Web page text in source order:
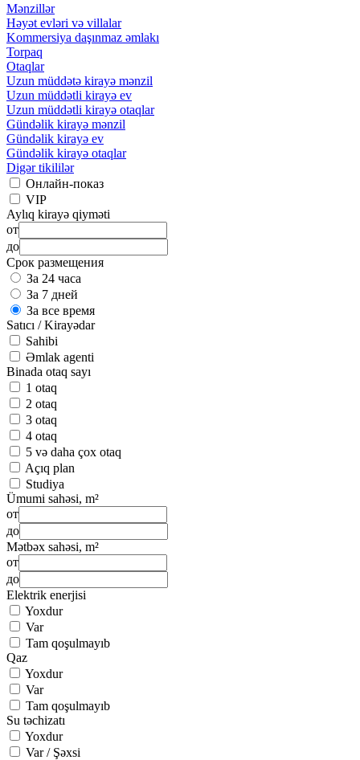
Mənzillər
Həyət evləri və villalar
Kommersiya daşınmaz əmlakı
Torpaq
Otaqlar
Uzun müddətə kirayə mənzil
Uzun müddətli kirayə ev
Uzun müddətli kirayə otaqlar
Gündəlik kirayə mənzil
Gündəlik kirayə ev
Gündəlik kirayə otaqlar
Digər tikililər
Онлайн-показ
VIP
Aylıq kirayə qiyməti
от
до
Срок размещения
За 24 часа
За 7 дней
За все время
Satıcı / Kirayədar
Sahibi
Əmlak agenti
Binada otaq sayı
1 otaq
2 otaq
3 otaq
4 otaq
5 və daha çox otaq
Açıq plan
Studiya
Ümumi sahəsi, m²
от
до
Mətbəx sahəsi, m²
от
до
Elektrik enerjisi
Yoxdur
Var
Tam qoşulmayıb
Qaz
Yoxdur
Var
Tam qoşulmayıb
Su təchizatı
Yoxdur
Var / Şəxsi